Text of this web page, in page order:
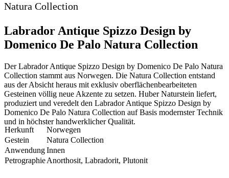
Natura Collection
Labrador Antique Spizzo Design by
Domenico De Palo Natura Collection
Der Labrador Antique Spizzo Design by Domenico De Palo Natura
Collection stammt aus Norwegen. Die Natura Collection entstand
aus der Absicht heraus mit exklusiv oberflächenbearbeiteten
Gesteinen völlig neue Akzente zu setzen. Huber Naturstein liefert,
produziert und veredelt den Labrador Antique Spizzo Design by
Domenico De Palo Natura Collection auf Basis modernster Technik
und in höchster handwerklicher Qualität.
Herkunft
Norwegen
Gestein
Natura Collection
AnwendungInnen
PetrographieAnorthosit, Labradorit, Plutonit